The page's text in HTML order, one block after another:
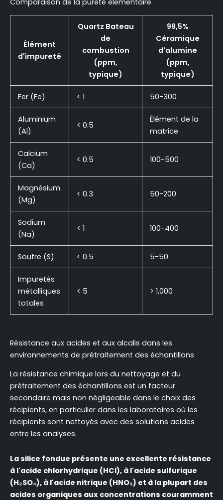
Élément
d'impureté
Quartz Bateau
de
combustion
(ppm,
typique)
99,5%
Céramique
d'alumine
(ppm,
typique)
Fer (Fe) < 1 50-300
Aluminium
(Al)
< 0.5
Élément de la
matrice
Calcium
(Ca)
< 0.5 100-500
Magnésium
(Mg)
< 0.3 50-200
Sodium
(Na)
< 1 100-400
Soufre (S) < 0.5 5-50
Impuretés
métalliques
totales
< 5 > 1,000
Résistance aux acides et aux alcalis dans les
environnements de prétraitement des échantillons
La résistance chimique lors du nettoyage et du
prétraitement des échantillons est un facteur
secondaire mais non négligeable dans le choix des
récipients, en particulier dans les laboratoires où les
récipients sont nettoyés avec des solutions acides
entre les analyses.
La silice fondue présente une excellente résistance
à l'acide chlorhydrique (HCl), à l'acide sulfurique
(H₂SO₄), à l'acide nitrique (HNO₃) et à la plupart des
acides organiques aux concentrations couramment